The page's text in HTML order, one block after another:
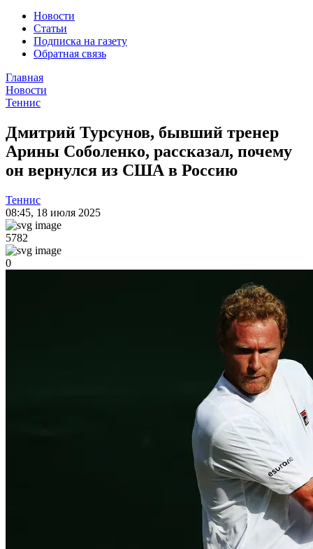
Новости
Статьи
Подписка на газету
Обратная связь
Главная
Новости
Теннис
Дмитрий Турсунов, бывший тренер
Арины Соболенко, рассказал, почему
он вернулся из США в Россию
Теннис
08:45, 18 июля 2025
5782
0